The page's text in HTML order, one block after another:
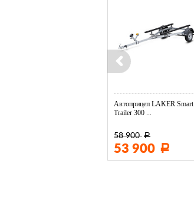
Автоприцеп LAKER Smart
Trailer 300 ...
58 900 Р
53 900 Р